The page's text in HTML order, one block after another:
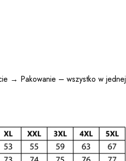
→ Pakowanie – wszystko w jednej